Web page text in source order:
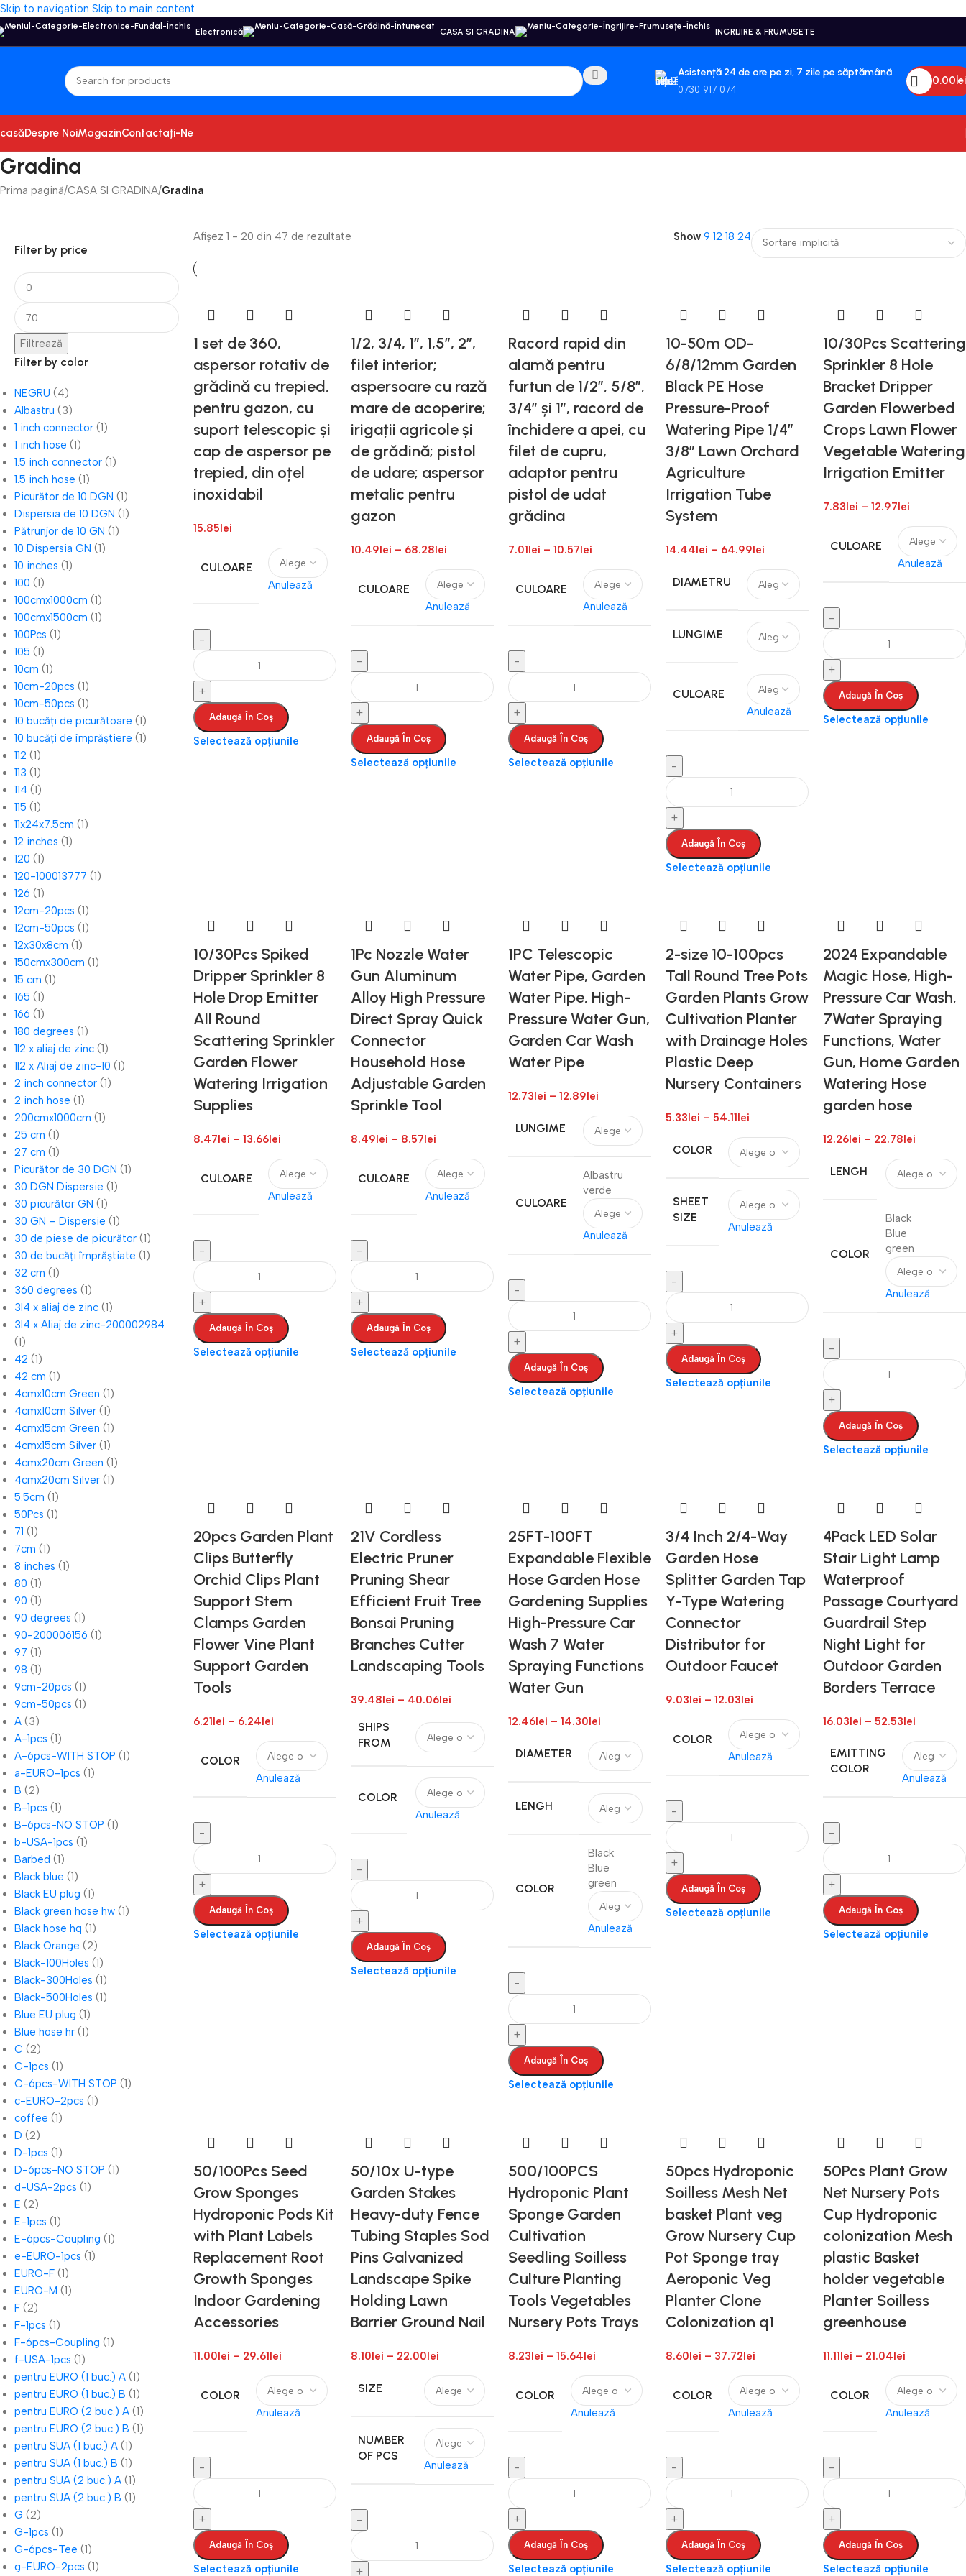
Skip to navigation Skip to main content
Electronică CASA SI GRADINA INGRIJIRE & FRUMUSETE
Asistență 24 de ore pe zi, 7 zile pe săptămână
0730 917 074
0.00 Lei
Despre NoiMagazinContactați-Ne
Gradina
Prima pagină/CASA SI GRADINA/Gradina
Filter by price
Filtrează
Filter by color
NEGRU (4)
Albastru (3)
1 inch connector (1)
1 inch hose (1)
1.5 inch connector (1)
1.5 inch hose (1)
Picurător de 10 DGN (1)
Dispersia de 10 DGN (1)
Pătrunjor de 10 GN (1)
10 Dispersia GN (1)
10 inches (1)
100 (1)
100cmx1000cm (1)
100cmx1500cm (1)
100Pcs (1)
105 (1)
10cm (1)
10cm-20pcs (1)
10cm-50pcs (1)
10 bucăți de picurătoare (1)
10 bucăți de împrăștiere (1)
112 (1)
113 (1)
114 (1)
115 (1)
11x24x7.5cm (1)
12 inches (1)
120 (1)
120-100013777 (1)
126 (1)
12cm-20pcs (1)
12cm-50pcs (1)
12x30x8cm (1)
150cmx300cm (1)
15 cm (1)
165 (1)
166 (1)
180 degrees (1)
1I2 x aliaj de zinc (1)
1I2 x Aliaj de zinc-10 (1)
2 inch connector (1)
2 inch hose (1)
200cmx1000cm (1)
25 cm (1)
27 cm (1)
Picurător de 30 DGN (1)
30 DGN Dispersie (1)
30 picurător GN (1)
30 GN – Dispersie (1)
30 de piese de picurător (1)
30 de bucăți împrăștiate (1)
32 cm (1)
360 degrees (1)
3I4 x aliaj de zinc (1)
3I4 x Aliaj de zinc-200002984
(1)
42 (1)
42 cm (1)
4cmx10cm Green (1)
4cmx10cm Silver (1)
4cmx15cm Green (1)
4cmx15cm Silver (1)
4cmx20cm Green (1)
4cmx20cm Silver (1)
5.5cm (1)
50Pcs (1)
71 (1)
7cm (1)
8 inches (1)
80 (1)
90 (1)
90 degrees (1)
90-200006156 (1)
97 (1)
98 (1)
9cm-20pcs (1)
9cm-50pcs (1)
A (3)
A-1pcs (1)
A-6pcs-WITH STOP (1)
a-EURO-1pcs (1)
B (2)
B-1pcs (1)
B-6pcs-NO STOP (1)
b-USA-1pcs (1)
Barbed (1)
Black blue (1)
Black EU plug (1)
Black green hose hw (1)
Black hose hq (1)
Black Orange (2)
Black-100Holes (1)
Black-300Holes (1)
Black-500Holes (1)
Blue EU plug (1)
Blue hose hr (1)
C (2)
C-1pcs (1)
C-6pcs-WITH STOP (1)
c-EURO-2pcs (1)
coffee (1)
D (2)
D-1pcs (1)
D-6pcs-NO STOP (1)
d-USA-2pcs (1)
E (2)
E-1pcs (1)
E-6pcs-Coupling (1)
e-EURO-1pcs (1)
EURO-F (1)
EURO-M (1)
F (2)
F-1pcs (1)
F-6pcs-Coupling (1)
f-USA-1pcs (1)
pentru EURO (1 buc.) A (1)
pentru EURO (1 buc.) B (1)
pentru EURO (2 buc.) A (1)
pentru EURO (2 buc.) B (1)
pentru SUA (1 buc.) A (1)
pentru SUA (1 buc.) B (1)
pentru SUA (2 buc.) A (1)
pentru SUA (2 buc.) B (1)
G (2)
G-1pcs (1)
G-6pcs-Tee (1)
g-EURO-2pcs (1)
Afișez 1 - 20 din 47 de rezultate Show 9 12 18 24
1 set de 360,
aspersor rotativ de
grădină cu trepied,
pentru gazon, cu
suport telescopic și
cap de aspersor pe
trepied, din oțel
inoxidabil
15.85lei
CULOARE
Anulează
Adaugă În Coș
Selectează opțiunile
1/2, 3/4, 1″, 1,5″, 2″,
filet interior;
aspersoare cu rază
mare de acoperire;
irigații agricole și
de grădină; pistol
de udare; aspersor
metalic pentru
gazon
10.49lei – 68.28lei
CULOARE
Anulează
Adaugă În Coș
Selectează opțiunile
Racord rapid din
alamă pentru
furtun de 1/2”, 5/8”,
3/4” și 1”, racord de
închidere a apei, cu
filet de cupru,
adaptor pentru
pistol de udat
grădina
7.01lei – 10.57lei
CULOARE
Anulează
Adaugă În Coș
Selectează opțiunile
10-50m OD-
6/8/12mm Garden
Black PE Hose
Pressure-Proof
Watering Pipe 1/4″
3/8″ Lawn Orchard
Agriculture
Irrigation Tube
System
14.44lei – 64.99lei
DIAMETRU
LUNGIME
CULOARE
Anulează
Adaugă În Coș
Selectează opțiunile
10/30Pcs Scattering
Sprinkler 8 Hole
Bracket Dripper
Garden Flowerbed
Crops Lawn Flower
Vegetable Watering
Irrigation Emitter
7.83lei – 12.97lei
CULOARE
Anulează
Adaugă În Coș
Selectează opțiunile
10/30Pcs Spiked
Dripper Sprinkler 8
Hole Drop Emitter
All Round
Scattering Sprinkler
Garden Flower
Watering Irrigation
Supplies
8.47lei – 13.66lei
CULOARE
Anulează
Adaugă În Coș
Selectează opțiunile
1Pc Nozzle Water
Gun Aluminum
Alloy High Pressure
Direct Spray Quick
Connector
Household Hose
Adjustable Garden
Sprinkle Tool
8.49lei – 8.57lei
CULOARE
Anulează
Adaugă În Coș
Selectează opțiunile
1PC Telescopic
Water Pipe, Garden
Water Pipe, High-
Pressure Water Gun,
Garden Car Wash
Water Pipe
12.73lei – 12.89lei
LUNGIME
CULOARE
Albastru
verde
Anulează
Adaugă În Coș
Selectează opțiunile
2-size 10-100pcs
Tall Round Tree Pots
Garden Plants Grow
Cultivation Planter
with Drainage Holes
Plastic Deep
Nursery Containers
5.33lei – 54.11lei
COLOR
SHEET
SIZE
Anulează
Adaugă În Coș
Selectează opțiunile
2024 Expandable
Magic Hose, High-
Pressure Car Wash,
7Water Spraying
Functions, Water
Gun, Home Garden
Watering Hose
garden hose
12.26lei – 22.78lei
LENGH
COLOR
Black
Blue
green
Anulează
Adaugă În Coș
Selectează opțiunile
20pcs Garden Plant
Clips Butterfly
Orchid Clips Plant
Support Stem
Clamps Garden
Flower Vine Plant
Support Garden
Tools
6.21lei – 6.24lei
COLOR
Anulează
Adaugă În Coș
Selectează opțiunile
21V Cordless
Electric Pruner
Pruning Shear
Efficient Fruit Tree
Bonsai Pruning
Branches Cutter
Landscaping Tools
39.48lei – 40.06lei
SHIPS
FROM
COLOR
Anulează
Adaugă În Coș
Selectează opțiunile
25FT-100FT
Expandable Flexible
Hose Garden Hose
Gardening Supplies
High-Pressure Car
Wash 7 Water
Spraying Functions
Water Gun
12.46lei – 14.30lei
DIAMETER
LENGH
COLOR
Black
Blue
green
Anulează
Adaugă În Coș
Selectează opțiunile
3/4 Inch 2/4-Way
Garden Hose
Splitter Garden Tap
Y-Type Watering
Connector
Distributor for
Outdoor Faucet
9.03lei – 12.03lei
COLOR
Anulează
Adaugă În Coș
Selectează opțiunile
4Pack LED Solar
Stair Light Lamp
Waterproof
Passage Courtyard
Guardrail Step
Night Light for
Outdoor Garden
Borders Terrace
16.03lei – 52.53lei
EMITTING
COLOR
Anulează
Adaugă În Coș
Selectează opțiunile
50/100Pcs Seed
Grow Sponges
Hydroponic Pods Kit
with Plant Labels
Replacement Root
Growth Sponges
Indoor Gardening
Accessories
11.00lei – 29.61lei
COLOR
Anulează
Adaugă În Coș
Selectează opțiunile
50/10x U-type
Garden Stakes
Heavy-duty Fence
Tubing Staples Sod
Pins Galvanized
Landscape Spike
Holding Lawn
Barrier Ground Nail
8.10lei – 22.00lei
SIZE
NUMBER
OF PCS
Anulează
500/100PCS
Hydroponic Plant
Sponge Garden
Cultivation
Seedling Soilless
Culture Planting
Tools Vegetables
Nursery Pots Trays
8.23lei – 15.64lei
COLOR
Anulează
Adaugă În Coș
Selectează opțiunile
50pcs Hydroponic
Soilless Mesh Net
basket Plant veg
Grow Nursery Cup
Pot Sponge tray
Aeroponic Veg
Planter Clone
Colonization q1
8.60lei – 37.72lei
COLOR
Anulează
Adaugă În Coș
Selectează opțiunile
50Pcs Plant Grow
Net Nursery Pots
Cup Hydroponic
colonization Mesh
plastic Basket
holder vegetable
Planter Soilless
greenhouse
11.11lei – 21.04lei
COLOR
Anulează
Adaugă În Coș
Selectează opțiunile